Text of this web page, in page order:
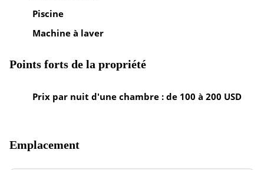
Piscine
Machine à laver
Points forts de la propriété
Prix par nuit d'une chambre : de 100 à 200 USD
Emplacement